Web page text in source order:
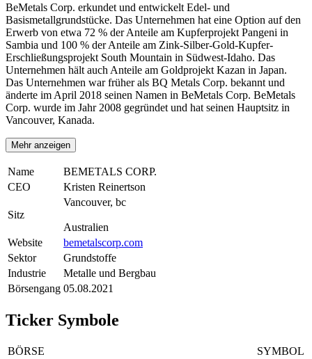
BeMetals Corp. erkundet und entwickelt Edel- und
Basismetallgrundstücke. Das Unternehmen hat eine Option auf den
Erwerb von etwa 72 % der Anteile am Kupferprojekt Pangeni in
Sambia und 100 % der Anteile am Zink-Silber-Gold-Kupfer-
Erschließungsprojekt South Mountain in Südwest-Idaho. Das
Unternehmen hält auch Anteile am Goldprojekt Kazan in Japan.
Das Unternehmen war früher als BQ Metals Corp. bekannt und
änderte im April 2018 seinen Namen in BeMetals Corp. BeMetals
Corp. wurde im Jahr 2008 gegründet und hat seinen Hauptsitz in
Vancouver, Kanada.
Mehr anzeigen
Name
BEMETALS CORP.
CEO
Kristen Reinertson
Sitz
Vancouver, bc
Australien
Website
bemetalscorp.com
Sektor
Grundstoffe
Industrie
Metalle und Bergbau
Börsengang 05.08.2021
Ticker Symbole
BÖRSE SYMBOL